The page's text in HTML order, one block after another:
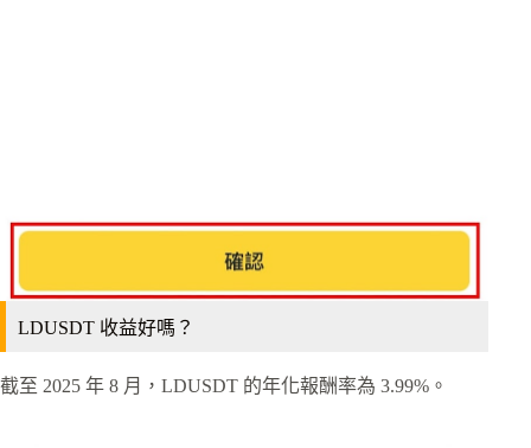
LDUSDT 收益好嗎？
截至 2025 年 8 月，LDUSDT 的年化報酬率為 3.99%。